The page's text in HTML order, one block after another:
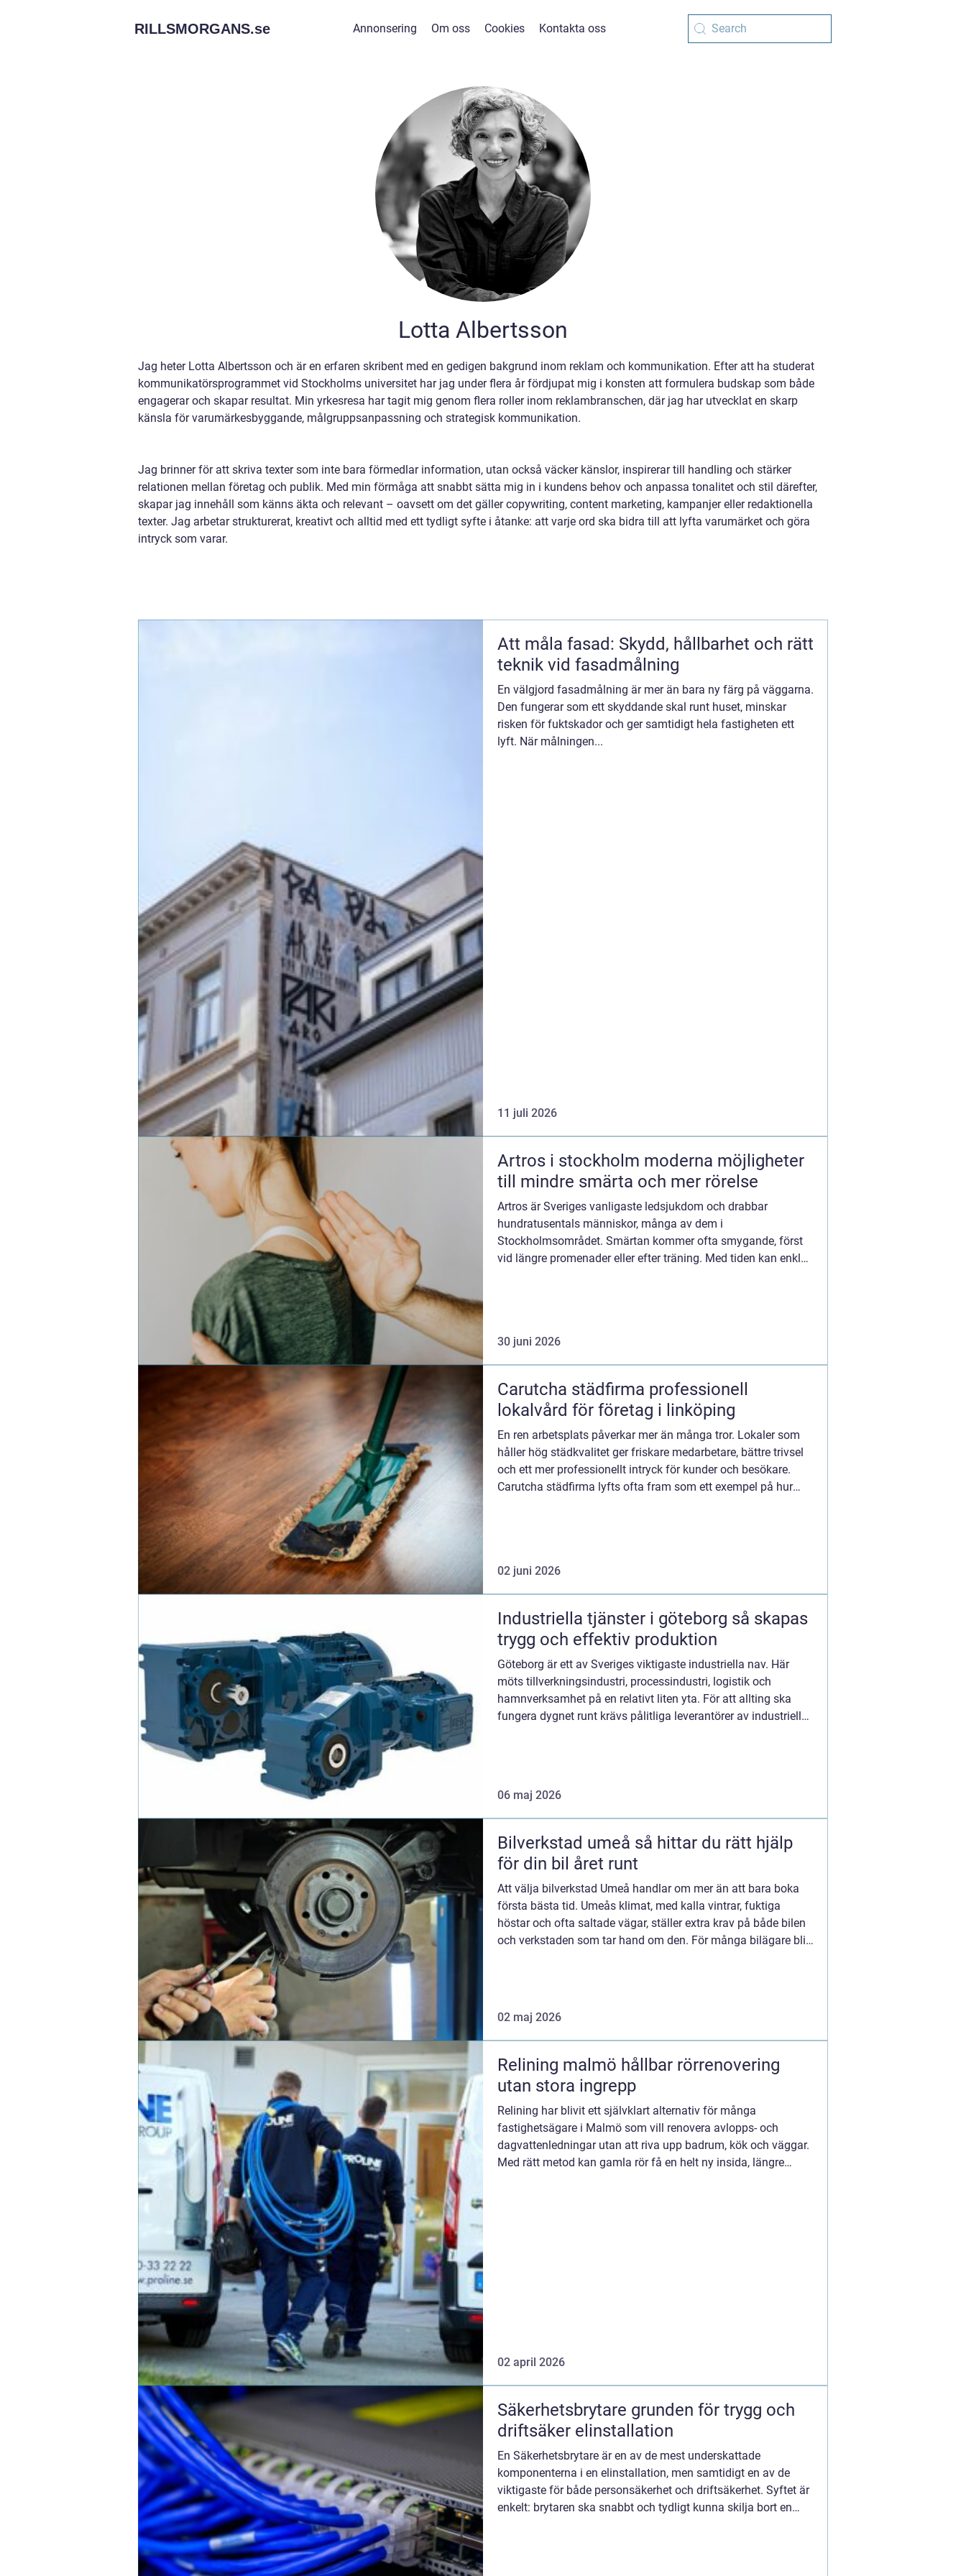
RILLSMORGANS.se Annonsering Om oss Cookies Kontakta oss
Lotta Albertsson
Jag heter Lotta Albertsson och är en erfaren skribent med en gedigen bakgrund inom reklam och kommunikation. Efter att ha studerat
kommunikatörsprogrammet vid Stockholms universitet har jag under flera år fördjupat mig i konsten att formulera budskap som både
engagerar och skapar resultat. Min yrkesresa har tagit mig genom flera roller inom reklambranschen, där jag har utvecklat en skarp
känsla för varumärkesbyggande, målgruppsanpassning och strategisk kommunikation.
Jag brinner för att skriva texter som inte bara förmedlar information, utan också väcker känslor, inspirerar till handling och stärker
relationen mellan företag och publik. Med min förmåga att snabbt sätta mig in i kundens behov och anpassa tonalitet och stil därefter,
skapar jag innehåll som känns äkta och relevant – oavsett om det gäller copywriting, content marketing, kampanjer eller redaktionella
texter. Jag arbetar strukturerat, kreativt och alltid med ett tydligt syfte i åtanke: att varje ord ska bidra till att lyfta varumärket och göra
intryck som varar.
Att måla fasad: Skydd, hållbarhet och rätt
teknik vid fasadmålning
En välgjord fasadmålning är mer än bara ny färg på väggarna.
Den fungerar som ett skyddande skal runt huset, minskar
risken för fuktskador och ger samtidigt hela fastigheten ett
lyft. När målningen...
11 juli 2026
Artros i stockholm moderna möjligheter
till mindre smärta och mer rörelse
Artros är Sveriges vanligaste ledsjukdom och drabbar
hundratusentals människor, många av dem i
Stockholmsområdet. Smärtan kommer ofta smygande, först
vid längre promenader eller efter träning. Med tiden kan enkla
30 juni 2026
Carutcha städfirma professionell
lokalvård för företag i linköping
En ren arbetsplats påverkar mer än många tror. Lokaler som
håller hög städkvalitet ger friskare medarbetare, bättre trivsel
och ett mer professionellt intryck för kunder och besökare.
Carutcha städfirma lyfts ofta fram som ett exempel på hur
02 juni 2026
Industriella tjänster i göteborg så skapas
trygg och effektiv produktion
Göteborg är ett av Sveriges viktigaste industriella nav. Här
möts tillverkningsindustri, processindustri, logistik och
hamnverksamhet på en relativt liten yta. För att allting ska
fungera dygnet runt krävs pålitliga leverantörer av industriella
06 maj 2026
Bilverkstad umeå så hittar du rätt hjälp
för din bil året runt
Att välja bilverkstad Umeå handlar om mer än att bara boka
första bästa tid. Umeås klimat, med kalla vintrar, fuktiga
höstar och ofta saltade vägar, ställer extra krav på både bilen
och verkstaden som tar hand om den. För många bilägare blir
02 maj 2026
Relining malmö hållbar rörrenovering
utan stora ingrepp
Relining har blivit ett självklart alternativ för många
fastighetsägare i Malmö som vill renovera avlopps- och
dagvattenledningar utan att riva upp badrum, kök och väggar.
Med rätt metod kan gamla rör få en helt ny insida, längre
02 april 2026
Säkerhetsbrytare grunden för trygg och
driftsäker elinstallation
En Säkerhetsbrytare är en av de mest underskattade
komponenterna i en elinstallation, men samtidigt en av de
viktigaste för både personsäkerhet och driftsäkerhet. Syftet är
enkelt: brytaren ska snabbt och tydligt kunna skilja bort en